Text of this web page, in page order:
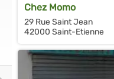
Chez Momo
29 Rue Saint Jean
42000 Saint-Etienne